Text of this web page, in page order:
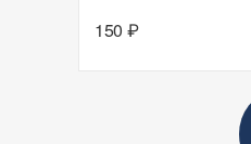
150 ₽